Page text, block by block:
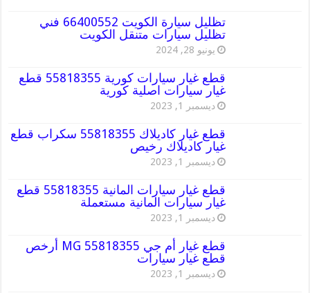
تظليل سيارة الكويت 66400552 فني
تظليل سيارات متنقل الكويت
يونيو 28, 2024
قطع غيار سيارات كورية 55818355 قطع
غيار سيارات اصلية كورية
ديسمبر 1, 2023
قطع غيار كاديلاك 55818355 سكراب قطع
غيار كاديلاك رخيص
ديسمبر 1, 2023
قطع غيار سيارات المانية 55818355 قطع
غيار سيارات المانية مستعملة
ديسمبر 1, 2023
قطع غيار أم جي MG 55818355 أرخص
قطع غيار سيارات
ديسمبر 1, 2023